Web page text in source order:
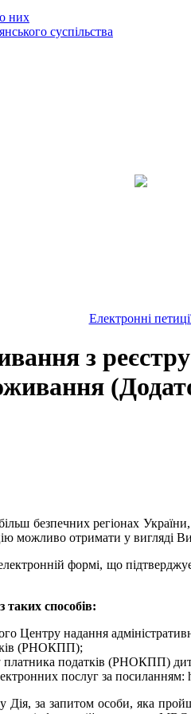
них
суспільства
Електронні
з
безпечних регіонах
можливо отримати у вигляді
формі, що
способів:
Центру надання
(РНОКПП);
платника податків (РНОКПП)
послуг за посиланням:
за запитом особи, яка